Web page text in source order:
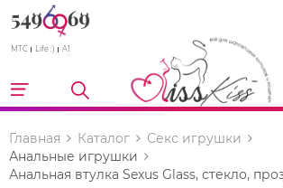
МТС Life :) A1
Главная Каталог
Секс игрушки
Анальные игрушки
Анальная втулка Sexus Glass, стекло,